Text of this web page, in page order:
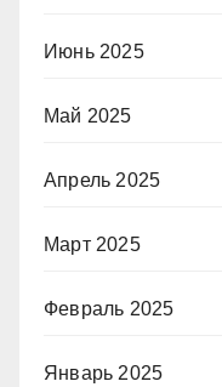
Июнь 2025
Май 2025
Апрель 2025
Март 2025
Февраль 2025
Январь 2025